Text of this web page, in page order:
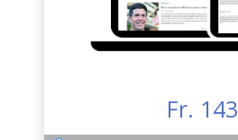
Fr. 143